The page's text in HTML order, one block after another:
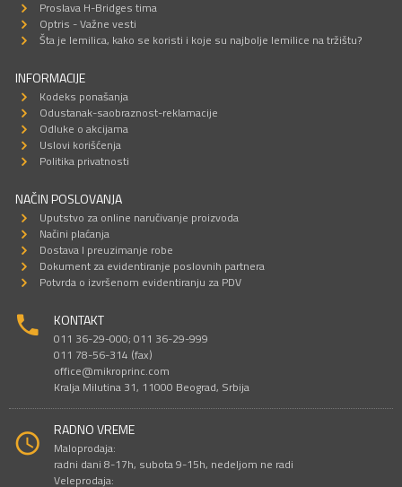
Proslava H-Bridges tima
Optris - Važne vesti
Šta je lemilica, kako se koristi i koje su najbolje lemilice na tržištu?
INFORMACIJE
Kodeks ponašanja
Odustanak-saobraznost-reklamacije
Odluke o akcijama
Uslovi korišćenja
Politika privatnosti
NAČIN POSLOVANJA
Uputstvo za online naručivanje proizvoda
Načini plaćanja
Dostava I preuzimanje robe
Dokument za evidentiranje poslovnih partnera
Potvrda o izvršenom evidentiranju za PDV
KONTAKT
011 36-29-000; 011 36-29-999
011 78-56-314 (fax)
office@mikroprinc.com
Kralja Milutina 31, 11000 Beograd, Srbija
RADNO VREME
Maloprodaja:
radni dani 8-17h, subota 9-15h, nedeljom ne radi
Veleprodaja: